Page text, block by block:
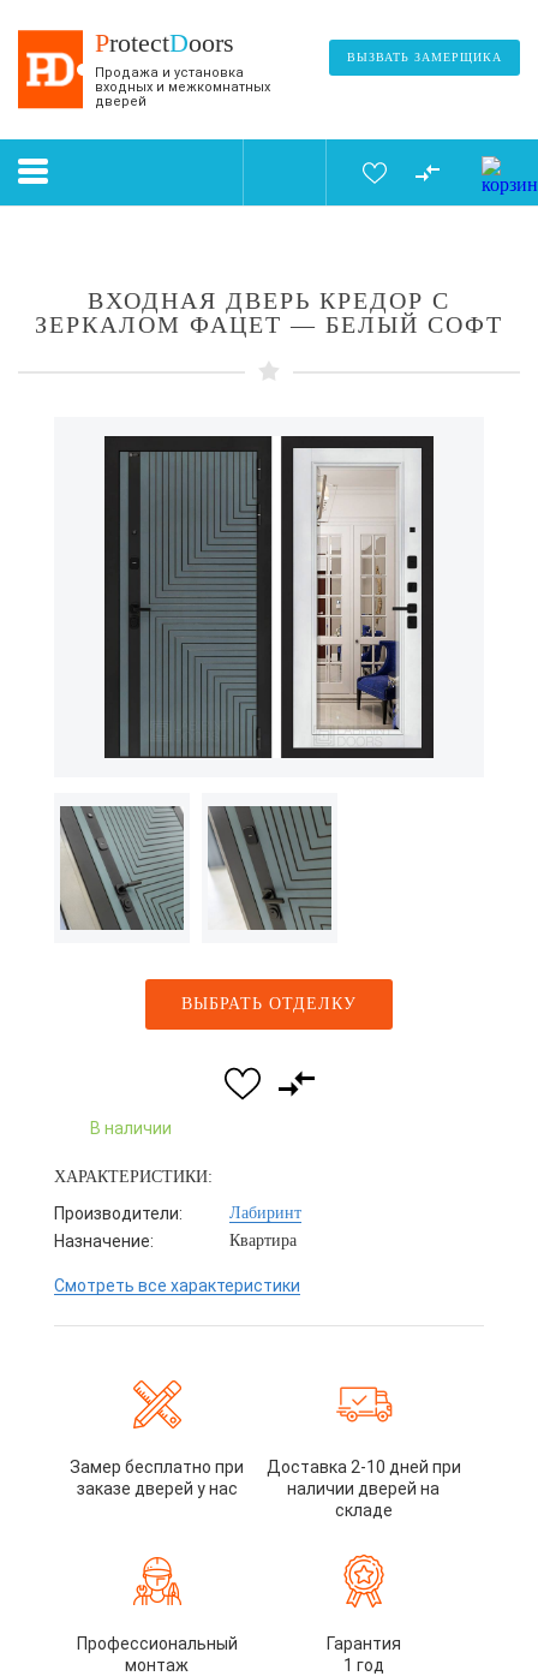
ProtectDoors
Продажа и установка
входных и межкомнатных
дверей
ВЫЗВАТЬ ЗАМЕРЩИКА
ВХОДНАЯ ДВЕРЬ КРЕДОР С
ЗЕРКАЛОМ ФАЦЕТ — БЕЛЫЙ СОФТ
ВЫБРАТЬ ОТДЕЛКУ
В наличии
ХАРАКТЕРИСТИКИ:
Производители: Лабиринт
Назначение: Квартира
Смотреть все характеристики
Замер бесплатно при
заказе дверей у нас
Доставка 2-10 дней при
наличии дверей на
складе
Профессиональный
монтаж
Гарантия
1 год